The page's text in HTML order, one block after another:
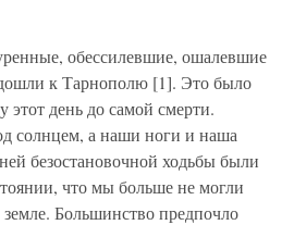
обессилевшие, ошалевшие
к Тарнополю [1]. Это было
этот день до самой смерти.
солнцем, а наши ноги и наша
безостановочной ходьбы были
что мы больше не могли
Большинство предпочло